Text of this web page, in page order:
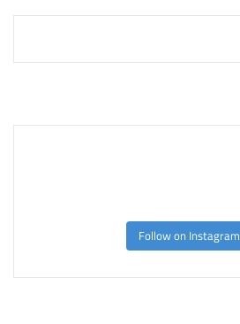
Follow on Instagram